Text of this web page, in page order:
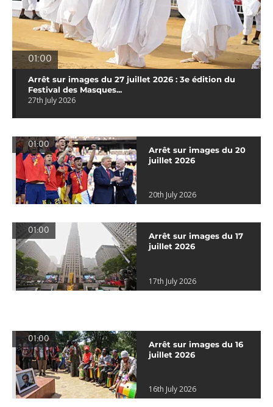
01:00
Arrêt sur images du 27 juillet 2026 : 3e édition du
Festival des Masques...
27th July 2026
01:00
Arrêt sur images du 20
juillet 2026
20th July 2026
01:00
Arrêt sur images du 17
juillet 2026
17th July 2026
01:00
Arrêt sur images du 16
juillet 2026
16th July 2026